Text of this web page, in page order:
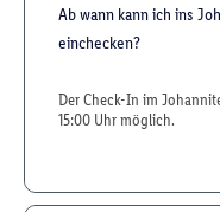
Ab wann kann ich ins
einchecken?
Der Check-In im
15:00 Uhr möglich.